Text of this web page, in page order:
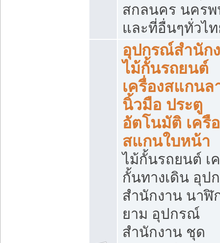
สกลนคร นคร
และที่อื่นๆทั่วไ
อุปกรณ์สำนัก
ไม้กั้นรถยนต์
เครื่องสแกนล
นิ้วมือ ประตู
อัตโนมัติ เครื
สแกนใบหน้า
ไม้กั้นรถยนต์ เ
กั้นทางเดิน อุป
สำนักงาน นาฬิ
ยาม อุปกรณ์
สำนักงาน ชุด